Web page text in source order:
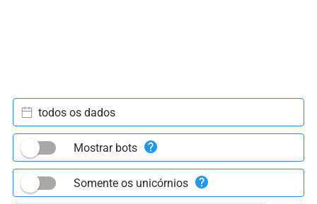
todos os dados
Mostrar bots
Somente os unicórnios